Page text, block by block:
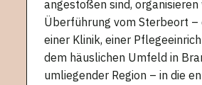
angestoßen sind,
Überführung vom Sterbeort –
einer Klinik, einer
dem häuslichen Umfeld in
umliegender Region – in die